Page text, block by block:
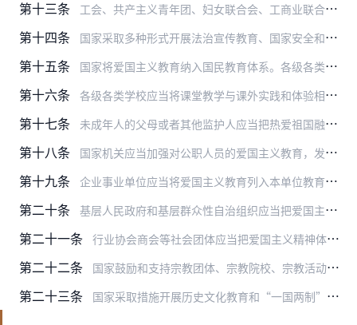
第十三条 工会、共产主义青年团、妇女联合会、工商业联合会、文学艺术界联合会、作家协会、科学技术协会、归国华侨联合会、台湾同胞联谊会、残疾人联合会、青年联合会和其他群团组织…
第十四条 国家采取多种形式开展法治宣传教育、国家安全和国防教育，增强公民的法治意识、国家安全和国防观念，引导公民自觉履行维护国家统一和民族团结，维护国家安全、荣誉和利益的…
第十五条 国家将爱国主义教育纳入国民教育体系。各级各类学校应当将爱国主义教育贯穿学校教育全过程，办好、讲好思想政治理论课，并将爱国主义教育内容融入各类学科和教材中。
第十六条 各级各类学校应当将课堂教学与课外实践和体验相结合，把爱国主义教育内容融入校园文化建设和学校各类主题活动，组织学生参观爱国主义教育基地等场馆设施，参加爱国主义教育…
第十七条 未成年人的父母或者其他监护人应当把热爱祖国融入家庭教育，支持、配合学校开展爱国主义教育教学活动，引导、鼓励未成年人参加爱国主义教育社会活动。
第十八条 国家机关应当加强对公职人员的爱国主义教育，发挥公职人员在忠于国家、为国奉献，维护国家统一、促进民族团结，维护国家安全、荣誉和利益方面的模范带头作用。
第十九条 企业事业单位应当将爱国主义教育列入本单位教育计划，大力弘扬劳模精神、劳动精神、工匠精神，结合经营管理、业务培训、文化体育等活动，开展爱国主义教育。
第二十条 基层人民政府和基层群众性自治组织应当把爱国主义教育融入社会主义精神文明建设活动，在市民公约、村规民约中体现爱国主义精神，鼓励和支持开展以爱国主义为主题的群众性文…
第二十一条 行业协会商会等社会团体应当把爱国主义精神体现在团体章程、行业规范中，根据本团体本行业特点开展爱国主义教育，培育会员的爱国热情和社会担当，发挥会员中公众人物和有社…
第二十二条 国家鼓励和支持宗教团体、宗教院校、宗教活动场所开展爱国主义教育，增强宗教教职人员和信教群众的国家意识、公民意识、法治意识和爱国情感，引导宗教与社会主义社会相适应…
第二十三条 国家采取措施开展历史文化教育和“一国两制”实践教育，增强香港特别行政区同胞、澳门特别行政区同胞的爱国精神，自觉维护国家主权、统一和领土完整。